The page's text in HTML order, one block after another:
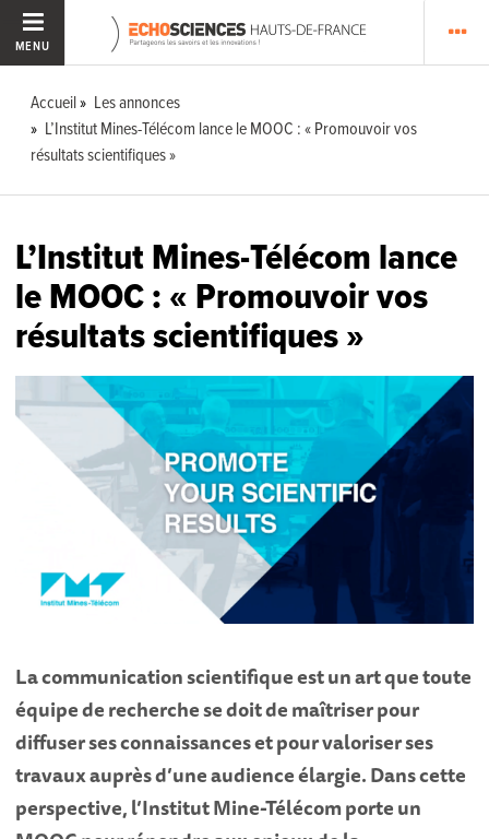
MENU
Accueil
Les annonces
L’Institut Mines-Télécom lance le MOOC : « Promouvoir vos
résultats scientifiques »
L’Institut Mines-Télécom lance
le MOOC : « Promouvoir vos
résultats scientifiques »
La communication scientifique est un art que toute
équipe de recherche se doit de maîtriser pour
diffuser ses connaissances et pour valoriser ses
travaux auprès d’une audience élargie. Dans cette
perspective, l’Institut Mine-Télécom porte un